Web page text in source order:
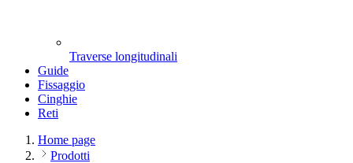
Traverse longitudinali
Guide
Fissaggio
Cinghie
Reti
Home page
Prodotti